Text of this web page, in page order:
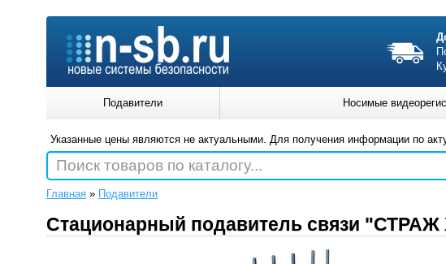
Главная » Подавители
Стационарный подавитель связи
Подавители Носимые
Указанные цены являются не актуальными. Для получения информации по
Поиск товаров по каталогу...